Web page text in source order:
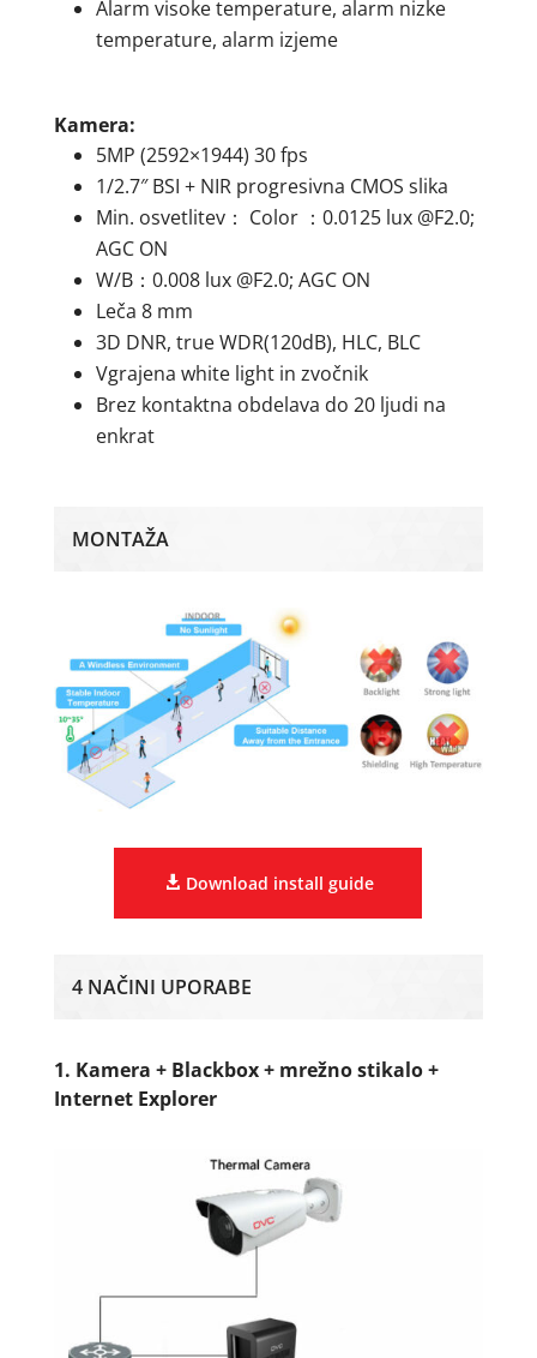
Alarm visoke temperature, alarm nizke
temperature, alarm izjeme
Kamera:
5MP (2592×1944) 30 fps
1/2.7″ BSI + NIR progresivna CMOS slika
Min. osvetlitev： Color ：0.0125 lux @F2.0;
AGC ON
W/B：0.008 lux @F2.0; AGC ON
Leča 8 mm
3D DNR, true WDR(120dB), HLC, BLC
Vgrajena white light in zvočnik
Brez kontaktna obdelava do 20 ljudi na
enkrat
MONTAŽA
Download install guide
4 NAČINI UPORABE
1. Kamera + Blackbox + mrežno stikalo +
Internet Explorer